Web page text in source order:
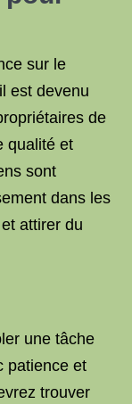
sur le
est devenu
de
qualité et
sont
dans les
attirer du
une tâche
patience et
trouver